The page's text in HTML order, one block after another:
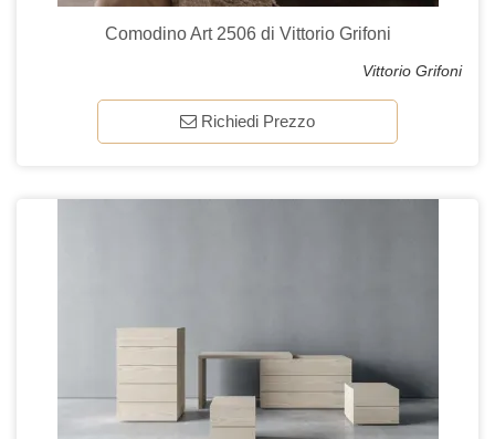
Comodino Art 2506 di Vittorio Grifoni
Vittorio Grifoni
Richiedi Prezzo